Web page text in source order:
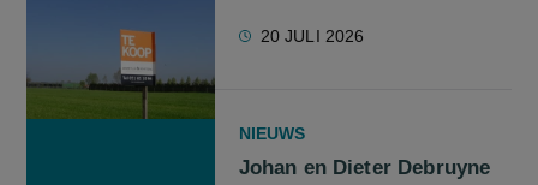
20 JULI 2026
NIEUWS
Johan en Dieter Debruyne